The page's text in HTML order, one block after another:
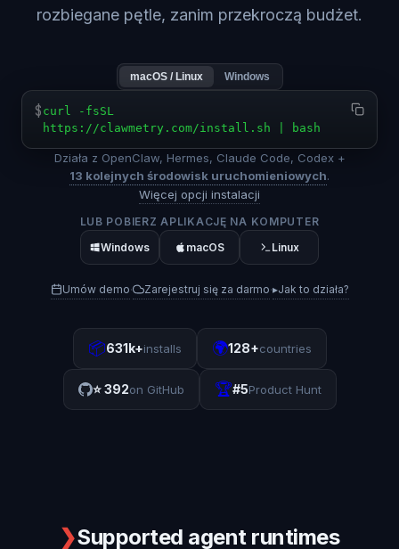
rozbiegane pętle, zanim przekroczą budżet.
macOS / Linux Windows
$ curl -fsSL
https://clawmetry.com/install.sh | bash
Działa z OpenClaw, Hermes, Claude Code, Codex +
13 kolejnych środowisk uruchomieniowych.
Więcej opcji instalacji
LUB POBIERZ APLIKACJĘ NA KOMPUTER
Windows
macOS Linux
Umów demo· Zarejestruj się za darmo·▸Jak to działa?
📦631k+installs 🌍128+countries
⭐392on GitHub 🏆#5Product Hunt
❯Supported agent runtimes